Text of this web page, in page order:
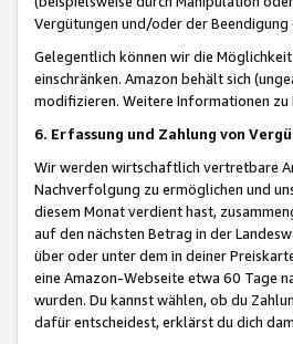
Vergütungen und/oder der
Gelegentlich können wir die
einschränken. Amazon behält sich
modifizieren. Weitere Informationen
6. Erfassung und Zahlung von
Wir werden wirtschaftlich vertretbare
Nachverfolgung zu ermöglichen und
diesem Monat verdient hast,
auf den nächsten Betrag in der
über oder unter dem in deiner
eine Amazon-Webseite etwa 60 Tage
wurden. Du kannst wählen, ob du
dafür entscheidest, erklärst du dich